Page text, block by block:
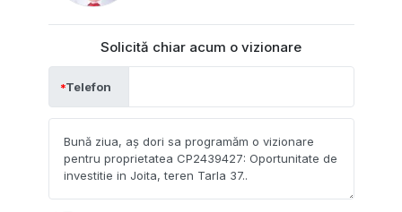
Solicită chiar acum o vizionare
Telefon